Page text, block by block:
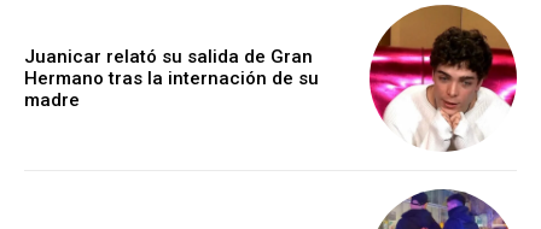
Juanicar relató su salida de Gran
Hermano tras la internación de su
madre